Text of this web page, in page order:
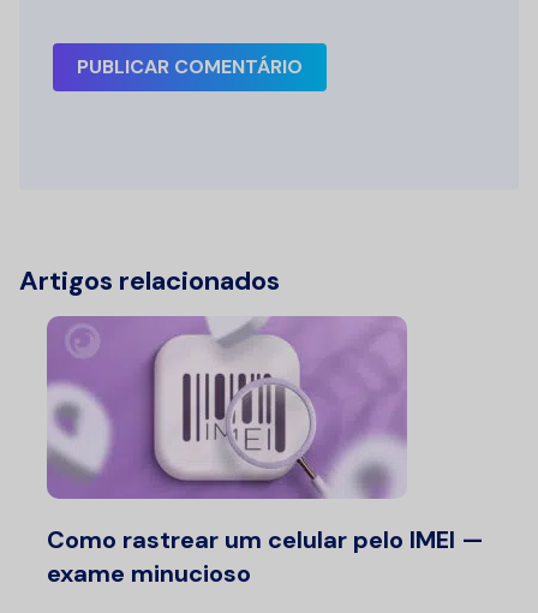
PUBLICAR COMENTÁRIO
Artigos relacionados
Como rastrear um celular pelo IMEI —
exame minucioso